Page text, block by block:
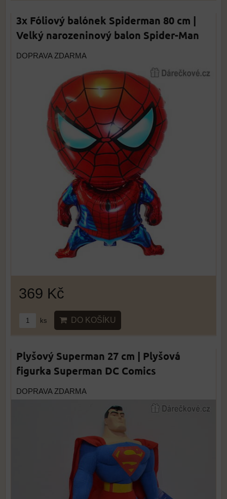
3x Fóliový balónek Spiderman 80 cm |
Velký narozeninový balon Spider-Man
DOPRAVA ZDARMA
369 Kč
ks DO KOŠÍKU
Plyšový Superman 27 cm | Plyšová
figurka Superman DC Comics
DOPRAVA ZDARMA